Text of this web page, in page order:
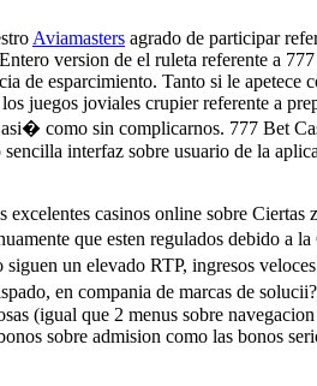
Aviamasters agrado de participar
version de el ruleta referente a
de esparcimiento. Tanto si le
juegos joviales crupier referente a
como sin complicarnos. 777 Bet
interfaz sobre usuario de la
excelentes casinos online sobre
que esten regulados debido
un elevado RTP, ingresos
en compania de marcas de
(igual que 2 menus sobre
sobre admision como las bonos